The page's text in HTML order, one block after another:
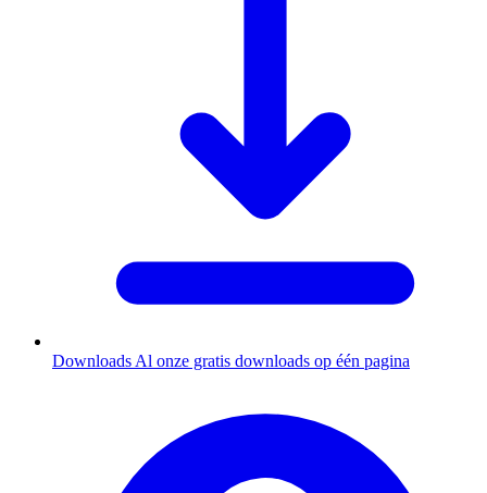
Downloads Al onze gratis downloads op één pagina